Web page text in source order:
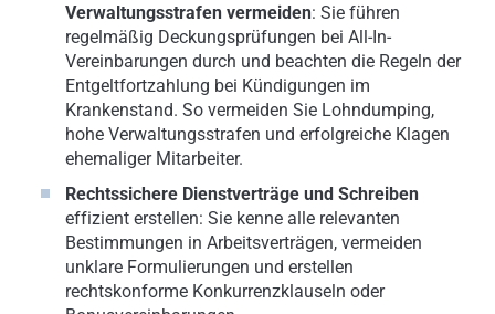
Verwaltungsstrafen vermeiden: Sie führen
regelmäßig Deckungsprüfungen bei All-In-
Vereinbarungen durch und beachten die Regeln der
Entgeltfortzahlung bei Kündigungen im
Krankenstand. So vermeiden Sie Lohndumping,
hohe Verwaltungsstrafen und erfolgreiche Klagen
ehemaliger Mitarbeiter.
Rechtssichere Dienstverträge und Schreiben
effizient erstellen: Sie kenne alle relevanten
Bestimmungen in Arbeitsverträgen, vermeiden
unklare Formulierungen und erstellen
rechtskonforme Konkurrenzklauseln oder